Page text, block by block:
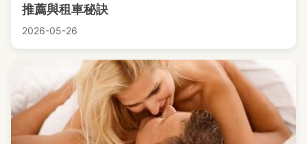
推薦與租車秘訣
2026-05-26